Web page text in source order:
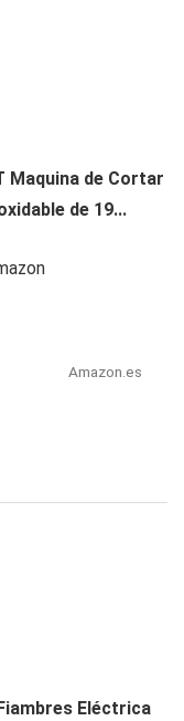
Maquina de Cortar
de 19...
Amazon.es
Eléctrica